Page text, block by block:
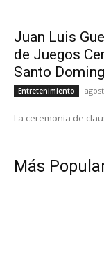
Juan Luis
de Juegos
Santo
Entretenimiento
La ceremonia de
Más